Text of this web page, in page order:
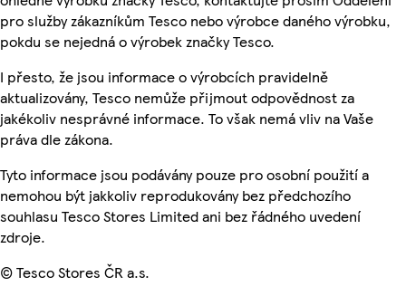
pro služby zákazníkům Tesco nebo výrobce daného výrobku,
pokdu se nejedná o výrobek značky Tesco.
I přesto, že jsou informace o výrobcích pravidelně
aktualizovány, Tesco nemůže přijmout odpovědnost za
jakékoliv nesprávné informace. To však nemá vliv na Vaše
práva dle zákona.
Tyto informace jsou podávány pouze pro osobní použití a
nemohou být jakkoliv reprodukovány bez předchozího
souhlasu Tesco Stores Limited ani bez řádného uvedení
zdroje.
© Tesco Stores ČR a.s.